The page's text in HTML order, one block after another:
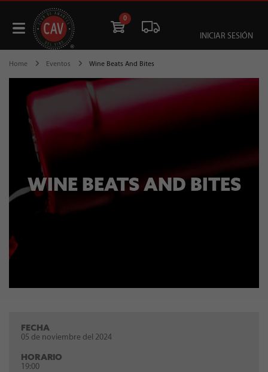
0
INICIAR SESIÓN
Home Eventos Wine Beats And Bites
WINE BEATS AND BITES
FECHA
05 de noviembre del 2024
HORARIO
19:00